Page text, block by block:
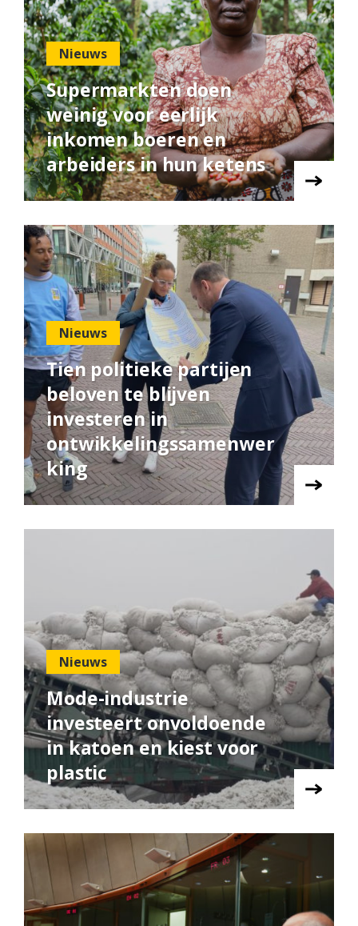
Nieuws
Supermarkten doen
weinig voor eerlijk
inkomen boeren en
arbeiders in hun ketens
Nieuws
Tien politieke partijen
beloven te blijven
investeren in
ontwikkelingssamenwer
king
Nieuws
Mode-industrie
investeert onvoldoende
in katoen en kiest voor
plastic